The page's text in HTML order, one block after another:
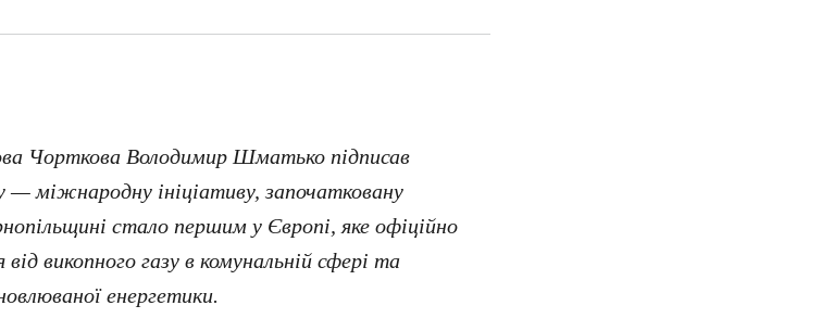
Чорткова Володимир Шматько підписав
— міжнародну ініціативу, започатковану
стало першим у Європі, яке офіційно
викопного газу в комунальній сфері та
енергетики.